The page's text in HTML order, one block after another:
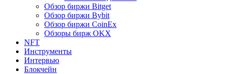
Обзор биржи Bitget
Обзор биржи Bybit
Обзор биржи CoinEx
Обзоры бирж OKX
NFT
Инструменты
Интервью
Блокчейн